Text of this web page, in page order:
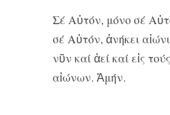
Σέ Αὐτόν, μόνο σέ
σέ Αὐτόν, ἀνήκει
νῦν καί ἀεί καί εἰς
αἰώνων. Ἀμήν.